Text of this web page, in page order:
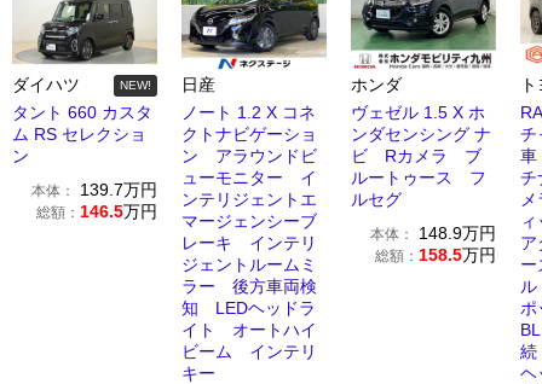
ダイハツ NEW!
タント 660 カスタ
ム RS セレクショ
ン
本体： 139.7万円
総額： 146.5万円
日産
ノート 1.2 X コネ
クトナビゲーショ
ン アラウンドビ
ューモニター イ
ンテリジェントエ
マージェンシーブ
レーキ インテリ
ジェントルームミ
ラー 後方車両検
知 LEDヘッドラ
イト オートハイ
ビーム インテリ
キー
ホンダ
ヴェゼル 1.5 X ホ
ンダセンシング ナ
ビ Rカメラ ブ
ルートゥース フ
ルセグ
本体： 148.9万円
総額： 158.5万円
チ
チ
ア
ー